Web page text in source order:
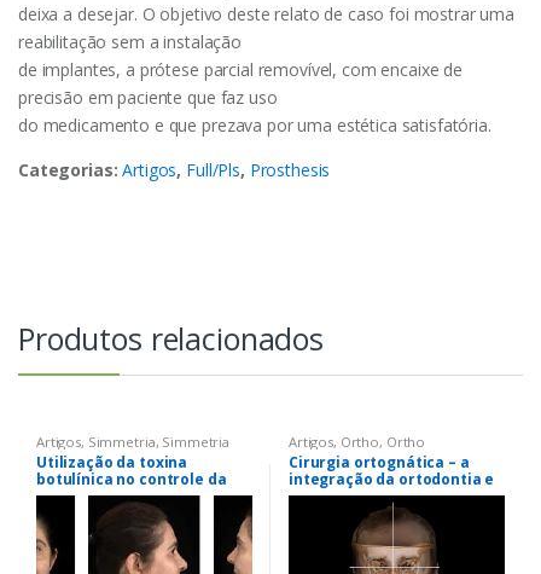
deixa a desejar. O objetivo deste relato de caso foi mostrar uma
reabilitação sem a instalação
de implantes, a prótese parcial removível, com encaixe de
precisão em paciente que faz uso
do medicamento e que prezava por uma estética satisfatória.
Categorias:Artigos, Full/Pls, Prosthesis
Produtos relacionados
Artigos, Simmetria, Simmetria
Utilização da toxina
botulínica no controle da
disfunção
temporomandibular
muscular – relato de caso
Artigos, Ortho, Ortho
Cirurgia ortognática – a
integração da ortodontia e
cirurgia ortognática por
meio de um diagnóstico
craniofacial tridimensional
em paciente com
assimetria facial